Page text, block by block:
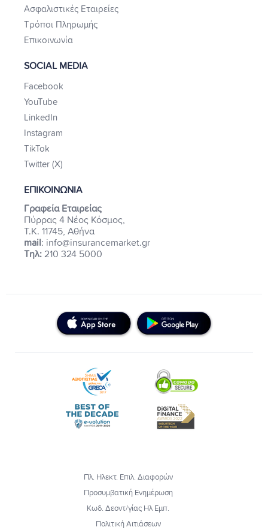
Ασφαλιστικές Εταιρείες
Τρόποι Πληρωμής
Επικοινωνία
SOCIAL MEDIA
Facebook
YouTube
LinkedIn
Instagram
TikTok
Twitter (X)
ΕΠΙΚΟΙΝΩΝΙΑ
Γραφεία Εταιρείας
Πύρρας 4 Νέος Κόσμος,
Τ.Κ. 11745, Αθήνα
mail: info@insurancemarket.gr
Τηλ: 210 324 5000
Πλ. Ηλεκτ. Επιλ. Διαφορών
Προσυμβατική Ενημέρωση
Κωδ. Δεοντ/γίας Ηλ Εμπ.
Πολιτική Αιτιάσεων